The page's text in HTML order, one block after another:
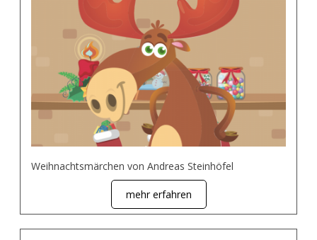
Weihnachtsmärchen von Andreas Steinhöfel
mehr erfahren